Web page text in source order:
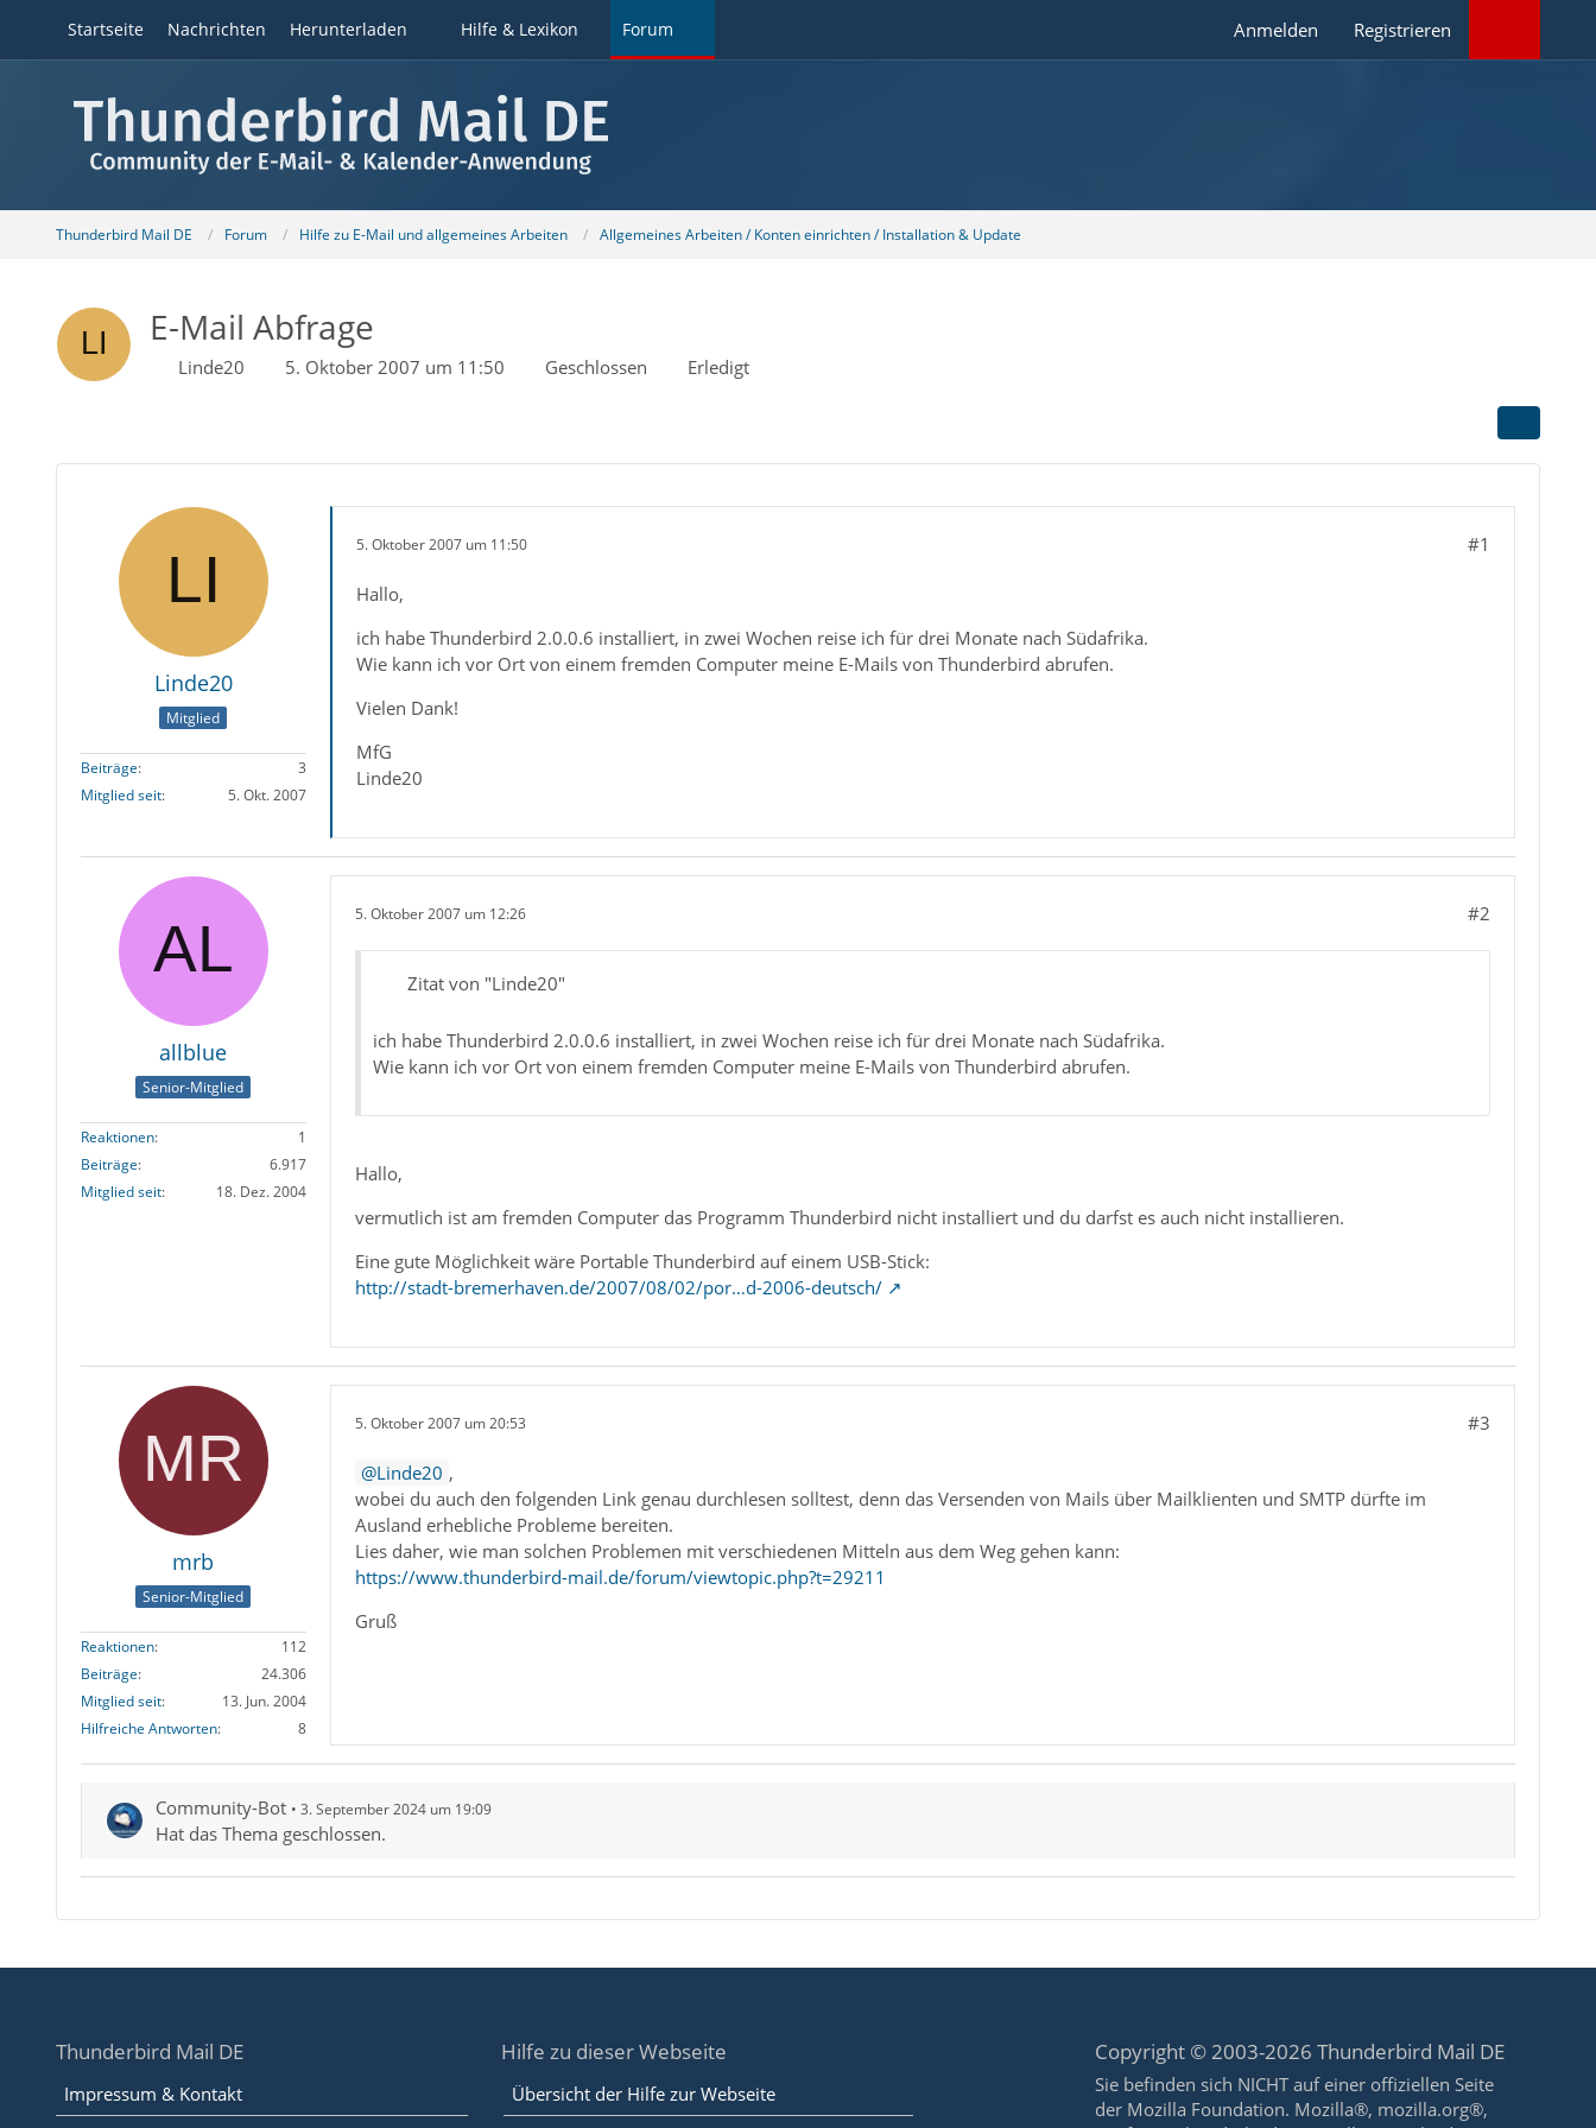
Startseite Nachrichten Herunterladen Hilfe & Lexikon Forum Anmelden Registrieren
Thunderbird Mail DE Forum Hilfe zu E-Mail und allgemeines Arbeiten Allgemeines Arbeiten / Konten einrichten / Installation & Update
E-Mail Abfrage
Linde20 5. Oktober 2007 um 11:50 Geschlossen Erledigt
Linde20
Mitglied
Beiträge
3
Mitglied seit
5. Okt. 2007
5. Oktober 2007 um 11:50 #1
Hallo,
ich habe Thunderbird 2.0.0.6 installiert, in zwei Wochen reise ich für drei Monate nach Südafrika.
Wie kann ich vor Ort von einem fremden Computer meine E-Mails von Thunderbird abrufen.
Vielen Dank!
MfG
Linde20
allblue
Senior-Mitglied
Reaktionen
1
Beiträge
6.917
Mitglied seit
18. Dez. 2004
5. Oktober 2007 um 12:26 #2
Zitat von "Linde20"
ich habe Thunderbird 2.0.0.6 installiert, in zwei Wochen reise ich für drei Monate nach Südafrika.
Wie kann ich vor Ort von einem fremden Computer meine E-Mails von Thunderbird abrufen.
Hallo,
vermutlich ist am fremden Computer das Programm Thunderbird nicht installiert und du darfst es auch nicht installieren.
Eine gute Möglichkeit wäre Portable Thunderbird auf einem USB-Stick:
http://stadt-bremerhaven.de/2007/08/02/por…d-2006-deutsch/
mrb
Senior-Mitglied
Reaktionen
112
Beiträge
24.306
Mitglied seit
13. Jun. 2004
Hilfreiche Antworten
8
5. Oktober 2007 um 20:53 #3
Linde20 ,
wobei du auch den folgenden Link genau durchlesen solltest, denn das Versenden von Mails über Mailklienten und SMTP dürfte im
Ausland erhebliche Probleme bereiten.
Lies daher, wie man solchen Problemen mit verschiedenen Mitteln aus dem Weg gehen kann:
https://www.thunderbird-mail.de/forum/viewtopic.php?t=29211
Gruß
Community-Bot 3. September 2024 um 19:09
Hat das Thema geschlossen.
Thunderbird Mail DE
Impressum & Kontakt
Hilfe zu dieser Webseite
Übersicht der Hilfe zur Webseite
Copyright © 2003-2026 Thunderbird Mail DE
Sie befinden sich NICHT auf einer offiziellen Seite
der Mozilla Foundation. Mozilla®, mozilla.org®,